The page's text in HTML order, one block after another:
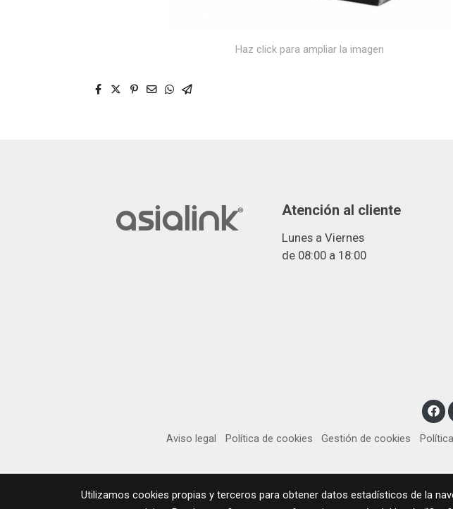
Haz click para ampliar la imagen
Atención al cliente
Lunes a Viernes
de 08:00 a 18:00
Aviso legal Política de cookies Gestión de cookies
Utilizamos cookies propias y terceros para obtener datos estadísticos de la